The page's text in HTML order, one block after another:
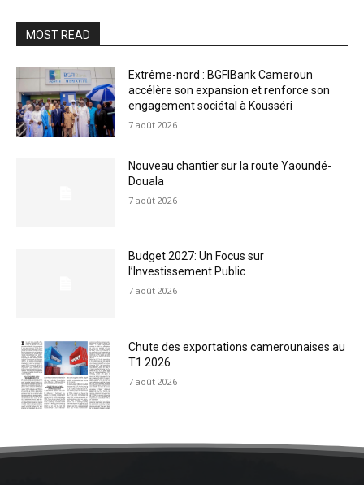
MOST READ
Extrême-nord : BGFIBank Cameroun
accélère son expansion et renforce son
engagement sociétal à Kousséri
7 août 2026
Nouveau chantier sur la route Yaoundé-
Douala
7 août 2026
Budget 2027: Un Focus sur
l’Investissement Public
7 août 2026
Chute des exportations camerounaises au
T1 2026
7 août 2026